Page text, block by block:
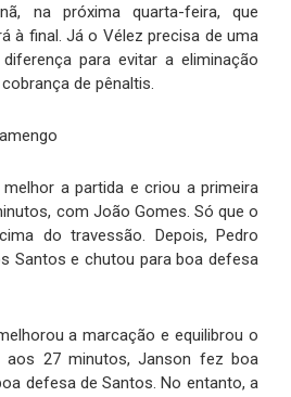
na próxima quarta-feira, que
à final. Já o Vélez precisa de uma
para evitar a eliminação
de pênaltis.
a partida e criou a primeira
com João Gomes. Só que o
do travessão. Depois, Pedro
Santos e chutou para boa defesa
a marcação e equilibrou o
aos 27 minutos, Janson fez boa
defesa de Santos. No entanto, a